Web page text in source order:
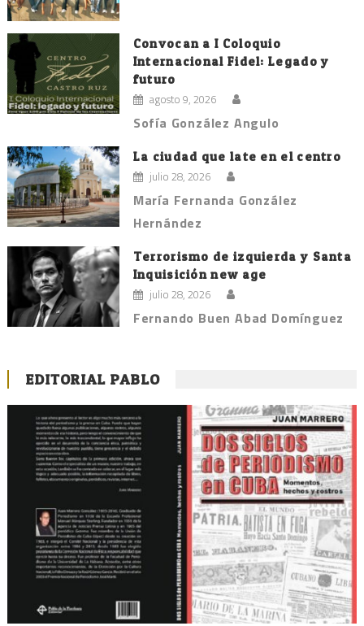
Convocan a I Coloquio
Internacional Fidel: Legado y
futuro
agosto 9, 2026
Sofía González Angulo
La ciudad que late en el centro
julio 28, 2026
María Fernanda González
Hernández
Terrorismo de izquierda y Santa
Inquisición new age
julio 28, 2026
Fernando Buen Abad Domínguez
EDITORIAL PABLO